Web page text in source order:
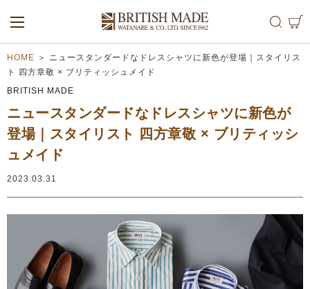
ALL MEN
WOMEN
HOME ＞
ニュースタンダードなドレスシャツに新色が登場｜スタイリス
ト 四方章敬 × ブリティッシュメイド
BRITISH MADE
ニュースタンダードなドレスシャツに新色が
登場｜スタイリスト 四方章敬 × ブリティッシ
ュメイド
2023.03.31